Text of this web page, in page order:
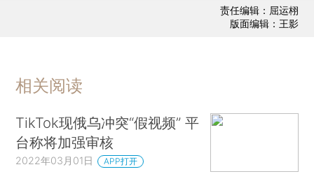
责任编辑：屈运栩
版面编辑：王影
相关阅读
TikTok现俄乌冲突“假视频” 平
台称将加强审核
2022年03月01日 APP打开